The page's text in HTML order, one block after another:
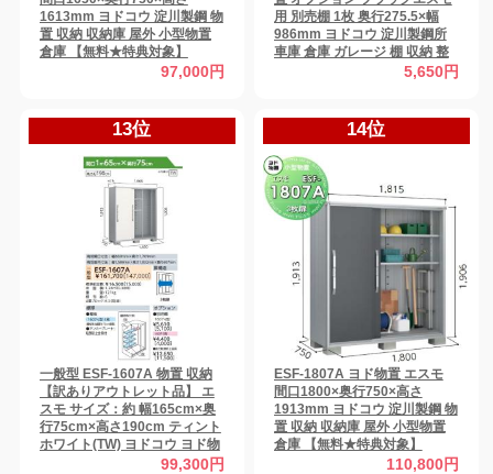
1613mm ヨドコウ 淀川製鋼 物
置 収納 収納庫 屋外 小型物置
倉庫 【無料★特典対象】
97,000円
用 別売棚 1枚 奥行275.5×幅
986mm ヨドコウ 淀川製鋼所
車庫 倉庫 ガレージ 棚 収納 整
5,650円
13位
一般型 ESF-1607A 物置 収納
【訳ありアウトレット品】 エ
スモ サイズ：約 幅165cm×奥
行75cm×高さ190cm ティント
ホワイト(TW) ヨドコウ ヨド物
置 淀川製鋼 収納庫 屋外 小型物
99,300円
14位
ESF-1807A ヨド物置 エスモ
間口1800×奥行750×高さ
1913mm ヨドコウ 淀川製鋼 物
置 収納 収納庫 屋外 小型物置
倉庫 【無料★特典対象】
110,800円